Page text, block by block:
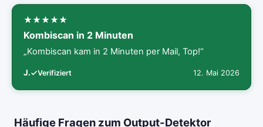
Kombiscan in 2 Minuten
„Kombiscan kam in 2 Minuten per Mail, Top!“
J. Verifiziert 12. Mai 2026
Häufige Fragen zum Output-Detektor